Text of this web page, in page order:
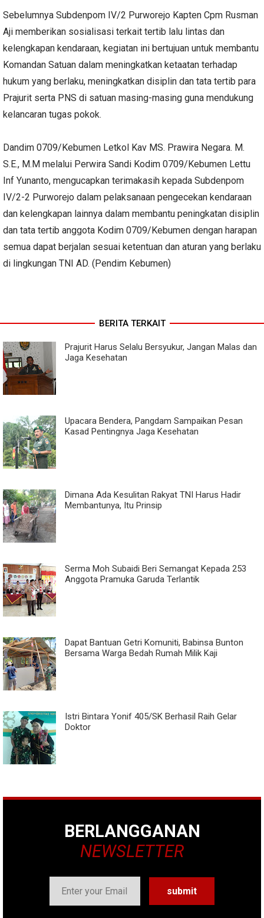
Sebelumnya Subdenpom IV/2 Purworejo Kapten Cpm Rusman
Aji memberikan sosialisasi terkait tertib lalu lintas dan
kelengkapan kendaraan, kegiatan ini bertujuan untuk membantu
Komandan Satuan dalam meningkatkan ketaatan terhadap
hukum yang berlaku, meningkatkan disiplin dan tata tertib para
Prajurit serta PNS di satuan masing-masing guna mendukung
kelancaran tugas pokok.
Dandim 0709/Kebumen Letkol Kav MS. Prawira Negara. M.
S.E., M.M melalui Perwira Sandi Kodim 0709/Kebumen Lettu
Inf Yunanto, mengucapkan terimakasih kepada Subdenpom
IV/2-2 Purworejo dalam pelaksanaan pengecekan kendaraan
dan kelengkapan lainnya dalam membantu peningkatan disiplin
dan tata tertib anggota Kodim 0709/Kebumen dengan harapan
semua dapat berjalan sesuai ketentuan dan aturan yang berlaku
di lingkungan TNI AD. (Pendim Kebumen)
BERITA TERKAIT
Prajurit Harus Selalu Bersyukur, Jangan Malas dan
Jaga Kesehatan
Upacara Bendera, Pangdam Sampaikan Pesan
Kasad Pentingnya Jaga Kesehatan
Dimana Ada Kesulitan Rakyat TNI Harus Hadir
Membantunya, Itu Prinsip
Serma Moh Subaidi Beri Semangat Kepada 253
Anggota Pramuka Garuda Terlantik
Dapat Bantuan Getri Komuniti, Babinsa Bunton
Bersama Warga Bedah Rumah Milik Kaji
Istri Bintara Yonif 405/SK Berhasil Raih Gelar
Doktor
BERLANGGANAN
NEWSLETTER